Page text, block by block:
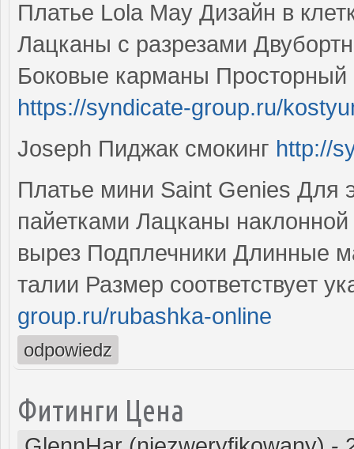
Платье Lola May Дизайн в
Лацканы с разрезами
Боковые карманы
https://syndicate-group.ru/
Joseph Пиджак смокинг http://
Платье мини Saint Genies Для
пайетками Лацканы
вырез Подплечники Длинные
талии Размер соответствует
group.ru/rubashka-online
odpowiedz
Фитинги Цена